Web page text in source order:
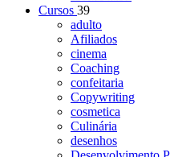
Cursos 39
adulto
Afiliados
cinema
Coaching
confeitaria
Copywriting
cosmetica
Culinária
desenhos